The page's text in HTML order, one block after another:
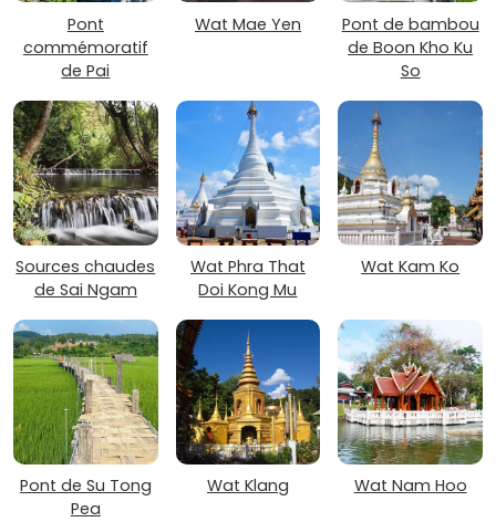
Pont
commémoratif
de Pai
Wat Mae Yen
Pont de bambou
de Boon Kho Ku
So
Sources chaudes
de Sai Ngam
Wat Phra That
Doi Kong Mu
Wat Kam Ko
Pont de Su Tong
Pea
Wat Klang Wat Nam Hoo